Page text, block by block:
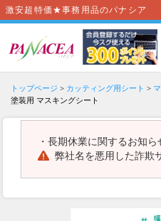
激安超特価★事務用品のパナシア
トップページ > カッティング用シート >
塗装用 マスキングシート
・ 長期休業に関するお知ら
弊社名を悪用した詐欺